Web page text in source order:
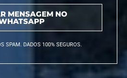
MENSAGEM NO
SPAM. DADOS 100% SEGUROS.